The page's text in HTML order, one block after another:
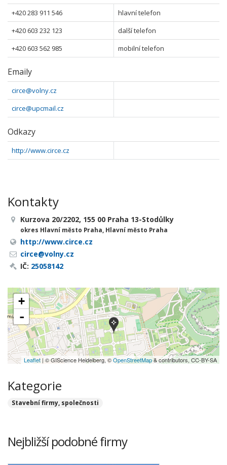
+420 283 911 546
hlavní telefon
+420 603 232 123
další telefon
+420 603 562 985
mobilní telefon
Emaily
circe@volny.cz
circe@upcmail.cz
Odkazy
http://www.circe.cz
Kontakty
Kurzova 20/2202, 155 00 Praha 13-Stodůlky
okres Hlavní město Praha, Hlavní město Praha
http://www.circe.cz
circe@volny.cz
IČ: 25058142
+
-
Leaflet | © GIScience Heidelberg, ©OpenStreetMap& contributors, CC-BY-SA
Kategorie
Stavební firmy, společnosti
Nejbližší podobné firmy